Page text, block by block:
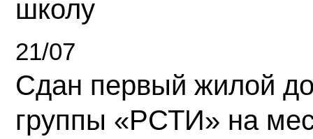
школу
21/07
Сдан первый жилой
группы «РСТИ» на